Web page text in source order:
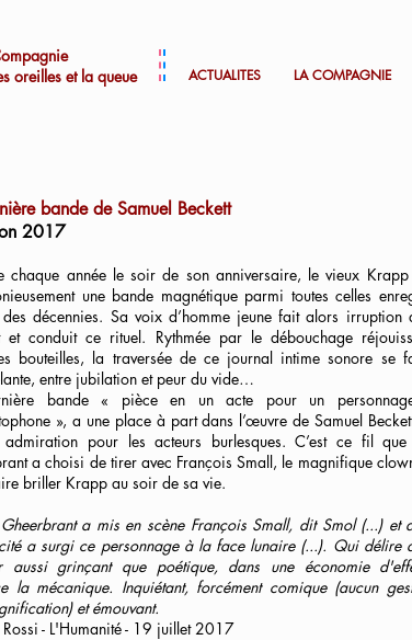
oreilles et la queue
ACTUALITES LA COMPAGNIE
bande de Samuel Beckett
2017
chaque année le soir de son anniversaire, le vieux
une bande magnétique parmi toutes celles
décennies. Sa voix d’homme jeune fait alors irruption
et conduit ce rituel. Rythmée par le débouchage
bouteilles, la traversée de ce journal intime sonore se
entre jubilation et peur du vide…
bande « pièce en un acte pour un
», a une place à part dans l’œuvre de Samuel
pour les acteurs burlesques. C’est ce fil
a choisi de tirer avec François Small, le magnifique
briller Krapp au soir de sa vie.
a mis en scène François Small, dit Smol (...) et
a surgi ce personnage à la face lunaire (...). Qui délire
aussi grinçant que poétique, dans une économie
la mécanique. Inquiétant, forcément comique (aucun
et émouvant.
- L'Humanité - 19 juillet 2017